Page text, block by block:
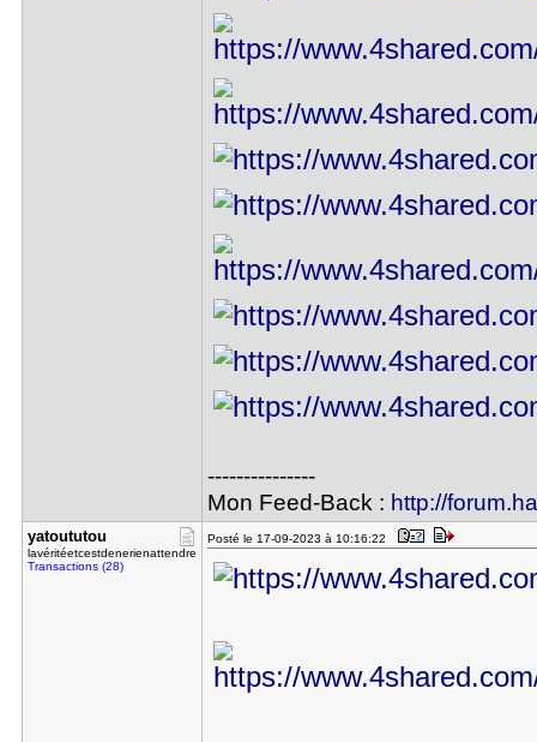
---------------
Mon Feed-Back : http://
yatoututou
lavéritéetcestdenerienattendre
Transactions (28)
Posté le 17-09-2023 à 10:16:22